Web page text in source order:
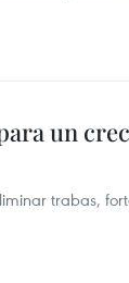
un
trabas,